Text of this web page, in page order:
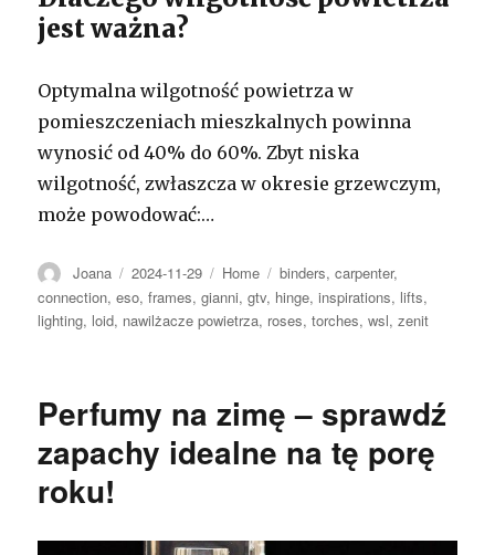
jest ważna?
Optymalna wilgotność powietrza w
pomieszczeniach mieszkalnych powinna
wynosić od 40% do 60%. Zbyt niska
wilgotność, zwłaszcza w okresie grzewczym,
może powodować:…
Autor
Joana Opublikowano
2024-11-29 Kategorie
Home Tagi
binders,carpenter,
connection,eso,frames,gianni,gtv, hinge,inspirations, lifts,
lighting, loid, nawilżacze powietrza, roses,torches,wsl,zenit
Perfumy na zimę – sprawdź
zapachy idealne na tę porę
roku!